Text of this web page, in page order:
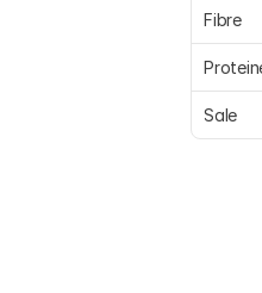
Fibre
Sale